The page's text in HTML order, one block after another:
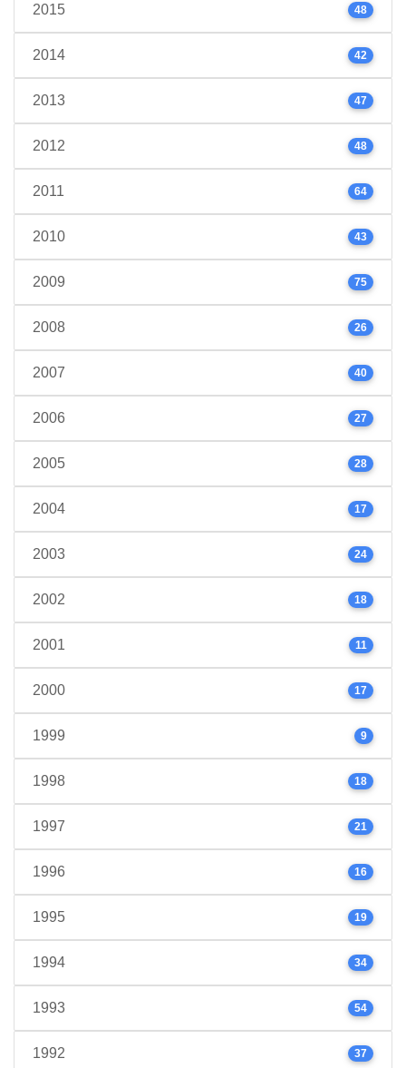
2015 48
2014 42
2013 47
2012 48
2011 64
2010 43
2009 75
2008 26
2007 40
2006 27
2005 28
2004 17
2003 24
2002 18
2001 11
2000 17
1999 9
1998 18
1997 21
1996 16
1995 19
1994 34
1993 54
1992 37